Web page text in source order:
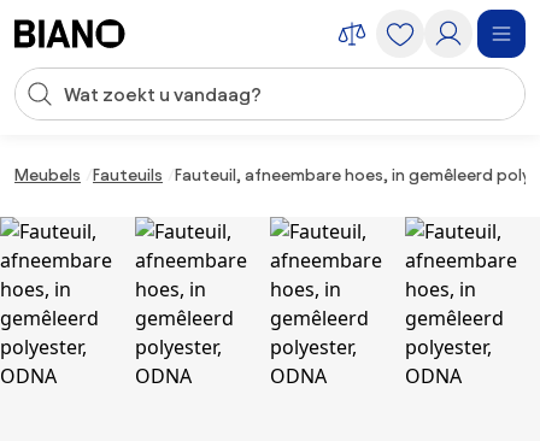
Zoekopdracht invoeren
Meubels Fauteuils Fauteuil, afneembare hoes, in gemêleerd